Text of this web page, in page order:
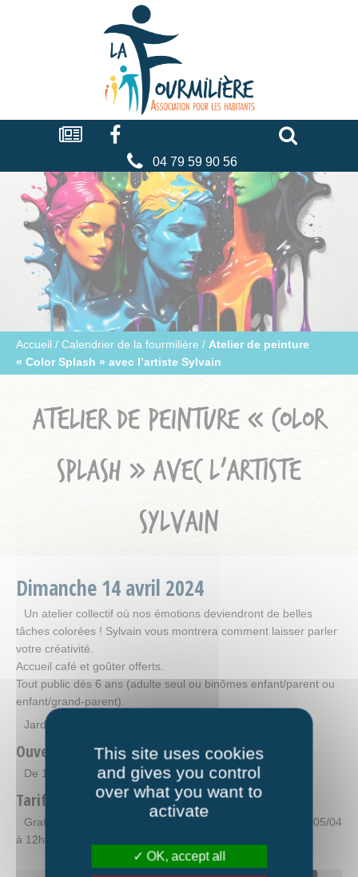
La
fourmilière
Actualités Facebook
04 79 59 90 56
Accueil / Calendrier de la fourmilière / Atelier de peinture
« Color Splash » avec l’artiste Sylvain
ATELIER DE PEINTURE « COLOR
SPLASH » AVEC L’ARTISTE
SYLVAIN
Dimanche14avril 2024
Un atelier collectif où nos émotions deviendront de belles
tâches colorées ! Sylvain vous montrera comment laisser parler
votre créativité.
Accueil café et goûter offerts.
Tout public dès 6 ans (adulte seul ou binômes enfant/parent ou
enfant/grand-parent).
Jardin de La Fourmilière
Ouverture
De 14h00 à 16h00
Tarifs
Gratuit avec adhésion - Sur inscription jusqu'au vendredi 05/04
à 12h00.
Cookies management panel
This site uses cookies
and gives you control
over what you want to
activate
OK, accept all